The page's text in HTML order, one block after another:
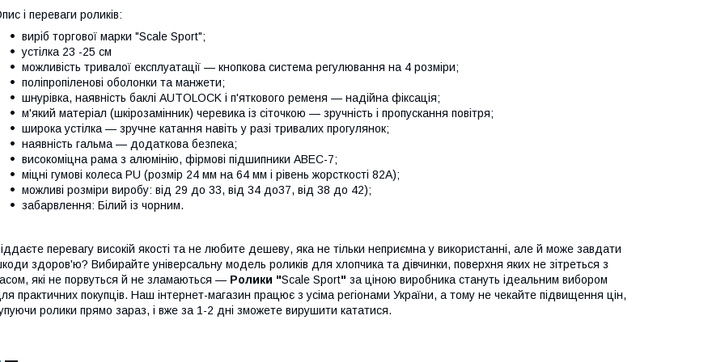
і переваги роликів:
виріб торгової марки "Scale Sport";
устілка 23 -25 см
можливість тривалої експлуатації — кнопкова система регулювання на 4 розміри;
поліпропіленові оболонки та манжети;
шнурівка, наявність баклі AUTOLOCK і п'яткового ременя — надійна фіксація;
м'який матеріал (шкірозамінник) черевика із сіточкою — зручність і пропускання повітря;
широка устілка — зручне катання навіть у разі тривалих прогулянок;
наявність гальма — додаткова безпека;
високоміцна рама з алюмінію, фірмові підшипники ABEC-7;
міцні гумові колеса PU (розмір 24 мм на 64 мм і рівень жорсткості 82A);
можливі розміри виробу: від 29 до 33, від 34 до37, від 38 до 42);
забарвлення: Білий із чорним.
перевагу високій якості та не любите дешеву, яка не тільки неприємна у використанні, але й може завдати
здоров'ю? Вибирайте універсальну модель роликів для хлопчика та дівчинки, поверхня яких не зітреться з
які не порвуться й не зламаються — Ролики "Scale Sport" за ціною виробника стануть ідеальним вибором
практичних покупців. Наш інтернет-магазин працює з усіма регіонами України, а тому не чекайте підвищення цін,
ролики прямо зараз, і вже за 1-2 дні зможете вирушити кататися.